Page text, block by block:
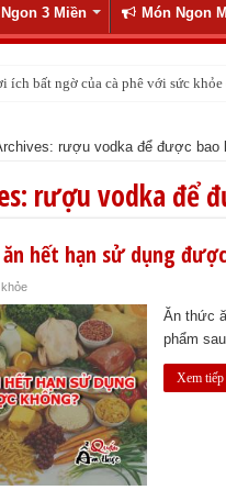
3 Miền Món Ngon
ích bất ngờ của cà phê với sức
rượu vodka để được bao
rượu vodka để
hết hạn sử dụng
Ăn thức
phẩm
Xem tiếp